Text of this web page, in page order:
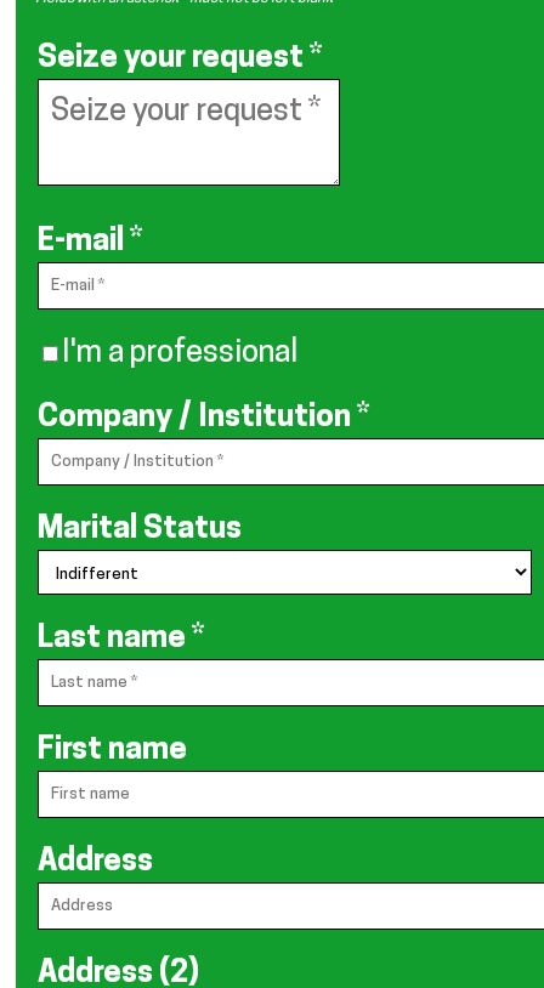
Seize your request *
E-mail *
I'm a professional
Company / Institution *
Marital Status
Last name *
First name
Address
Address (2)